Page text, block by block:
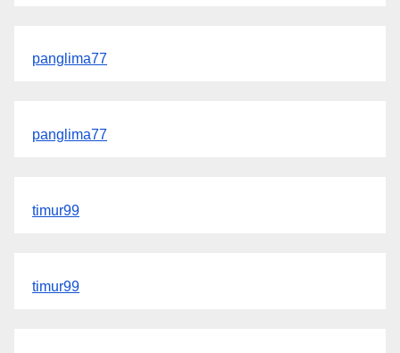
panglima77
panglima77
timur99
timur99